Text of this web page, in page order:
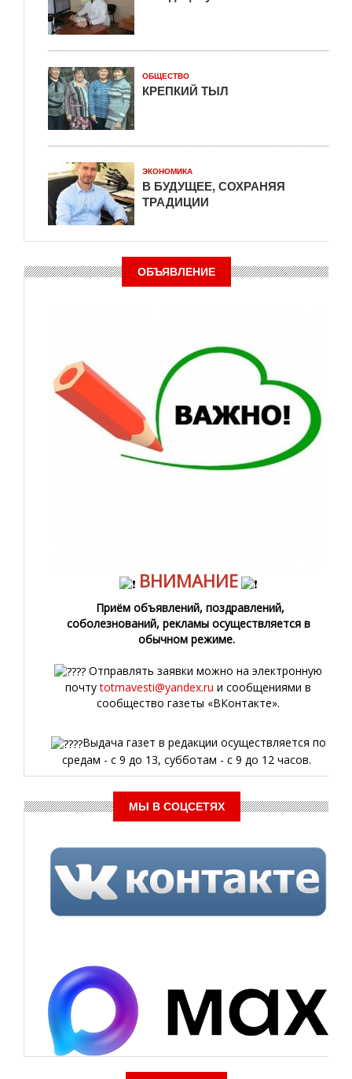
ОБЩЕСТВО
КРЕПКИЙ ТЫЛ
ЭКОНОМИКА
В БУДУЩЕЕ, СОХРАНЯЯ
ТРАДИЦИИ
ОБЪЯВЛЕНИЕ
ВНИМАНИЕ
Приём объявлений, поздравлений,
соболезнований, рекламы осуществляется в
обычном режиме.
Отправлять заявки можно на электронную
почтуtotmavesti@yandex.ru и сообщениями в
сообщество газеты «ВКонтакте».
Выдача газет в редакции осуществляется по
средам - с 9 до 13, субботам - с 9 до 12 часов.
МЫ В СОЦСЕТЯХ